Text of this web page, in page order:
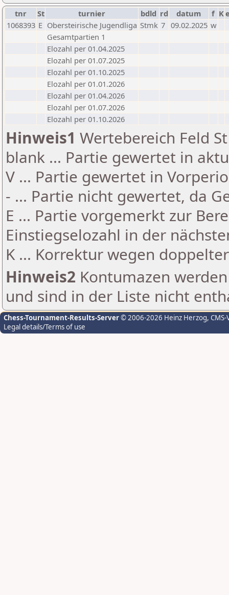
tnr St turnier bdld rd datum f K
1068393 E Obersteirische Jugendliga Stmk 7 09.02.2025 w
Gesamtpartien 1
Elozahl per 01.04.2025
Elozahl per 01.07.2025
Elozahl per 01.10.2025
Elozahl per 01.01.2026
Elozahl per 01.04.2026
Elozahl per 01.07.2026
Elozahl per 01.10.2026
Hinweis1 Wertebereich Feld
blank ... Partie gewertet in
V ... Partie gewertet in
- ... Partie nicht gewertet, da
E ... Partie vorgemerkt zur
Einstiegselozahl in der
K ... Korrektur wegen
Hinweis2 Kontumazen
und sind in der Liste nicht
Chess-Tournament-Results-Server© 2006-2026 Heinz Herzog,
Legal details/Terms of use